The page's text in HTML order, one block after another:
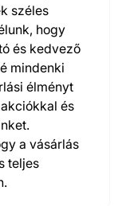
széles
hogy
és kedvező
mindenki
élményt
és
a vásárlás
teljes